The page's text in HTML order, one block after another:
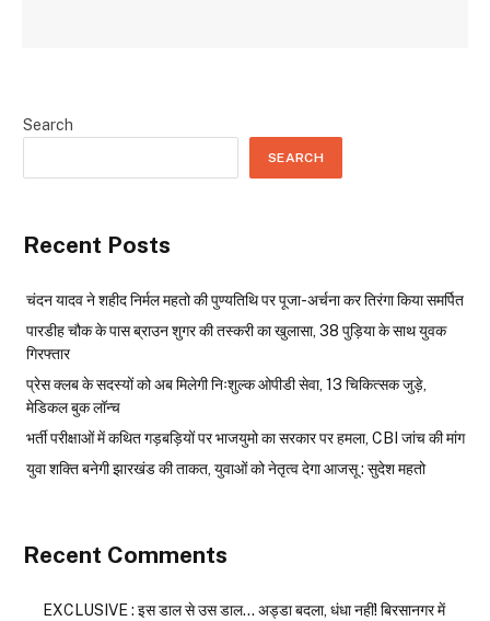
Search
SEARCH
Recent Posts
चंदन यादव ने शहीद निर्मल महतो की पुण्यतिथि पर पूजा-अर्चना कर तिरंगा किया समर्पित
पारडीह चौक के पास ब्राउन शुगर की तस्करी का खुलासा, 38 पुड़िया के साथ युवक
गिरफ्तार
प्रेस क्लब के सदस्यों को अब मिलेगी निःशुल्क ओपीडी सेवा, 13 चिकित्सक जुड़े,
मेडिकल बुक लॉन्च
भर्ती परीक्षाओं में कथित गड़बड़ियों पर भाजयुमो का सरकार पर हमला, CBI जांच की मांग
युवा शक्ति बनेगी झारखंड की ताकत, युवाओं को नेतृत्व देगा आजसू : सुदेश महतो
Recent Comments
EXCLUSIVE : इस डाल से उस डाल… अड्डा बदला, धंधा नहीं! बिरसानगर में